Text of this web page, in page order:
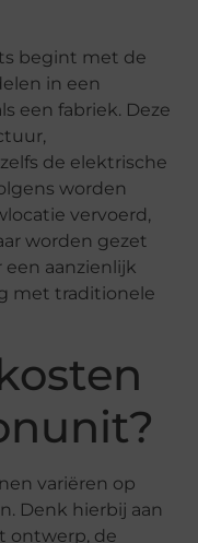
begint met de
in een
een fabriek. Deze
de elektrische
worden
vervoerd,
worden gezet
aanzienlijk
met traditionele
variëren op
Denk hierbij aan
ontwerp, de